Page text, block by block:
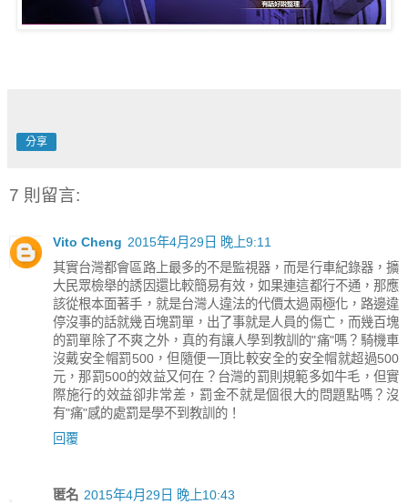
分享
7 則留言:
Vito Cheng 2015年4月29日 晚上9:11
其實台灣都會區路上最多的不是監視器，而是行車紀錄器，擴
大民眾檢舉的誘因還比較簡易有效，如果連這都行不通，那應
該從根本面著手，就是台灣人違法的代價太過兩極化，路邊違
停沒事的話就幾百塊罰單，出了事就是人員的傷亡，而幾百塊
的罰單除了不爽之外，真的有讓人學到教訓的"痛"嗎？騎機車
沒戴安全帽罰500，但隨便一頂比較安全的安全帽就超過500
元，那罰500的效益又何在？台灣的罰則規範多如牛毛，但實
際施行的效益卻非常差，罰金不就是個很大的問題點嗎？沒
有"痛"感的處罰是學不到教訓的！
回覆
匿名 2015年4月29日 晚上10:43